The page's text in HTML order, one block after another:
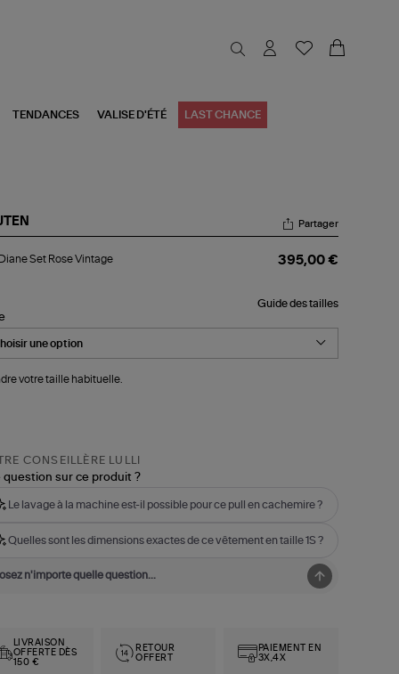
TENDANCES VALISE D'ÉTÉ LAST CHANCE
Partager
Set Rose Vintage 395,00 €
Guide des tailles
votre taille habituelle.
CONSEILLÈRE LULLI
question sur ce produit ?
Le lavage à la machine est-il possible pour ce pull en cachemire ?
Quelles sont les dimensions exactes de ce vêtement en taille 1S ?
LIVRAISON
OFFERTE DÈS
150 €
RETOUR
OFFERT
PAIEMENT EN
3X,4X